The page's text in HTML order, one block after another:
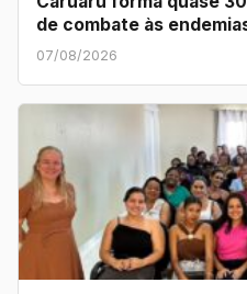
de combate às
07/08/2026